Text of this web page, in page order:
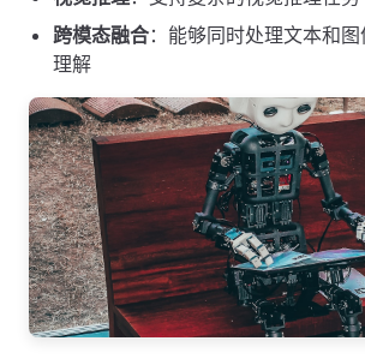
跨模态融合：能够同时处理文本和
理解